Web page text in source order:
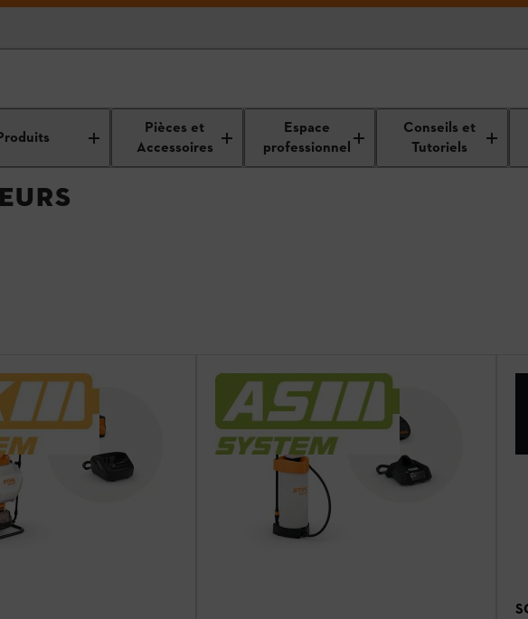
Pièces et
Accessoires
Espace
professionnel
Conseils et
Tutoriels